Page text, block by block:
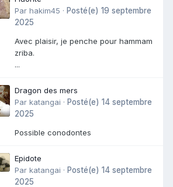
Par hakim45 · Posté(e) 19 septembre
2025
Avec plaisir, je penche pour hammam
zriba.
...
Dragon des mers
Par katangai · Posté(e) 14 septembre
2025
Possible conodontes
Epidote
Par katangai · Posté(e) 14 septembre
2025